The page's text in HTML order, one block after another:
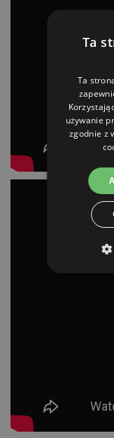
Ta
Ta
używanie
zgodnie z